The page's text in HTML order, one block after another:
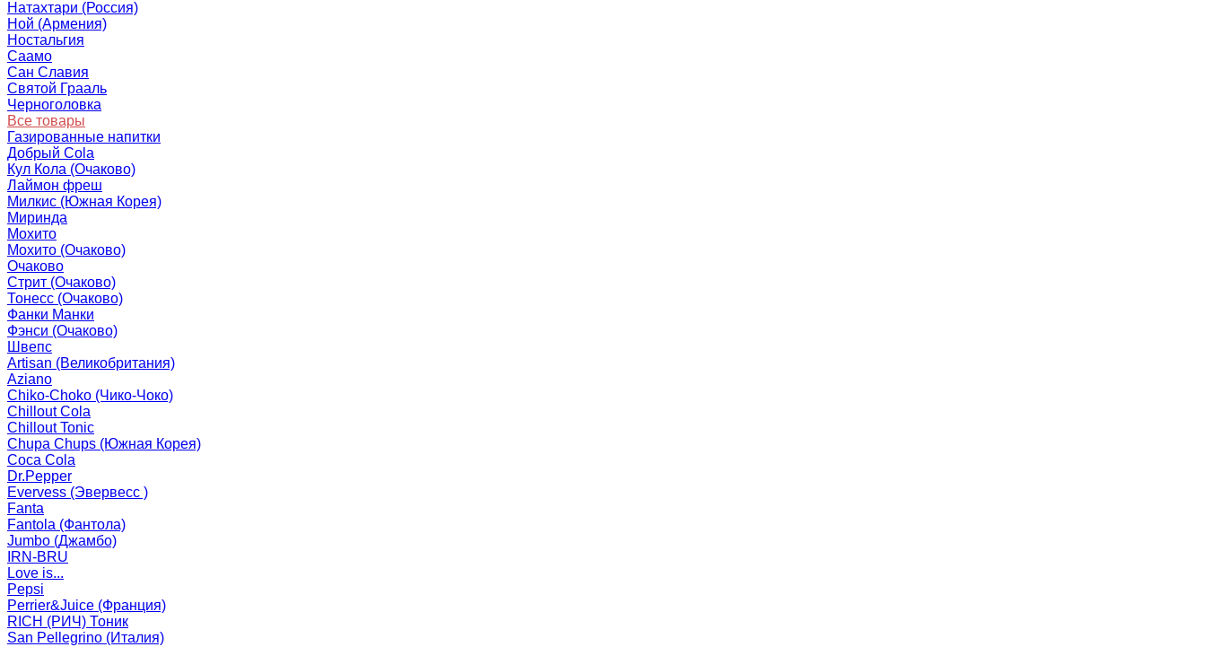
Натахтари (Россия)
Ной (Армения)
Ностальгия
Саамо
Сан Славия
Святой Грааль
Черноголовка
Все товары
Газированные напитки
Добрый Cola
Кул Кола (Очаково)
Лаймон фреш
Милкис (Южная Корея)
Миринда
Мохито
Мохито (Очаково)
Очаково
Стрит (Очаково)
Тонесс (Очаково)
Фанки Манки
Фэнси (Очаково)
Швепс
Artisan (Великобритания)
Aziano
Chiko-Choko (Чико-Чоко)
Chillout Cola
Chillout Tonic
Chupa Chups (Южная Корея)
Coca Cola
Dr.Pepper
Evervess (Эвервесс )
Fanta
Fantola (Фантола)
Jumbo (Джамбо)
IRN-BRU
Love is...
Pepsi
Perrier&Juice (Франция)
RICH (РИЧ) Тоник
San Pellegrino (Италия)